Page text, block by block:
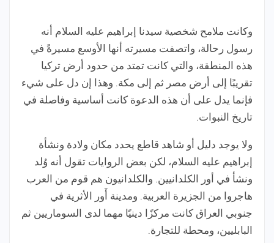
وكانت ملامح شخصية سيدنا إبراهيم عليه السلام أنه
رسول رحالة، واتصفت مسيرته أنها الأوسع مسيرةً في
هذه المنطقة، والتي كانت تمتد من حدود أرض تركيا
تقريبًا إلى أرض مصر ثم إلى مكة. وهذا إن دل على شيء
فإنما يدل على أن هذه الدعوة كانت أساسية وفاصلة في
تاريخ النبوات.
ولا يوجد دليل أو شاهد قاطع يحدد مكان ولادة ونشأة
إبراهيم عليه السلام، لكن بعض الروايات تقول أنه وُلد
ونشأ في أور الكلدانيين. والكلدانيون هم قوم من العرب
هاجروا من الجزيرة العربية. ومدينة أَور الأثرية في
جنوبي العراق كانت مركزًا دينيًا مهما لدى السوماريين ثم
البابليين، ومحطة للتجارة.